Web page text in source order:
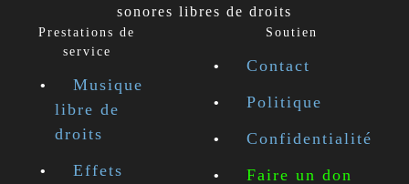
sonores libres de droits
Prestations de
service
Musique
libre de
droits
Effets
Soutien
Contact
Politique
Confidentialité
Faire un don